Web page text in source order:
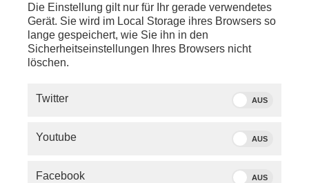
Situation der Opposition in Russland
mit Steffen
5 6 7 8
Die Einstellung gilt nur für Ihr gerade verwendetes
Gerät. Sie wird im Local Storage ihres Browsers so
lange gespeichert, wie Sie ihn in den
Sicherheitseinstellungen Ihres Browsers nicht
löschen.
Twitter AUS
Youtube AUS
Facebook AUS